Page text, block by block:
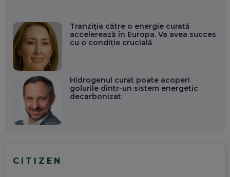
Tranziția către o energie curată
accelerează în Europa. Va avea succes
cu o condiție crucială
Hidrogenul curat poate acoperi
golurile dintr-un sistem energetic
decarbonizat
CITIZEN